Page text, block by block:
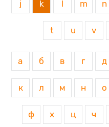
j k m n
t u v
а б в г д
к л м н о
ф х ц ч